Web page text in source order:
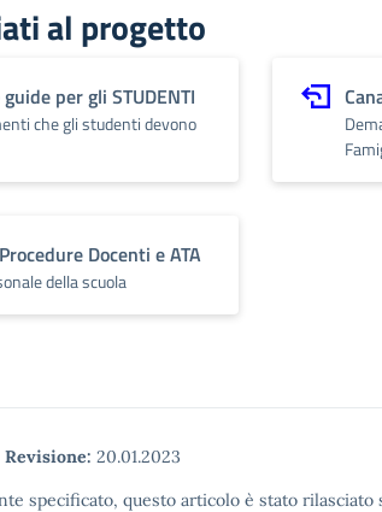
al progetto
per gli STUDENTI
che gli studenti devono
Docenti e ATA
della scuola
Revisione: 20.01.2023
specificato, questo articolo è stato rilasciato